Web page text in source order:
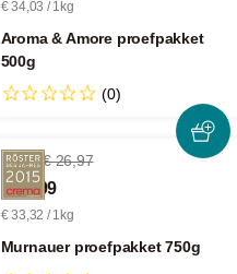
€ 34,03 / 1kg
Aroma & Amore proefpakket
500g
(0)
-7% € 26,97
€ 24,99
€ 33,32 / 1kg
Murnauer proefpakket 750g